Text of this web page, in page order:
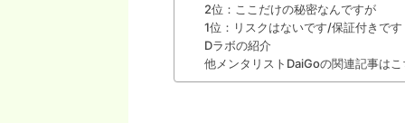
2位：ここだけの秘密なんですが
1位：リスクはないです/保証付きです
Dラボの紹介
他メンタリストDaiGoの関連記事はこ